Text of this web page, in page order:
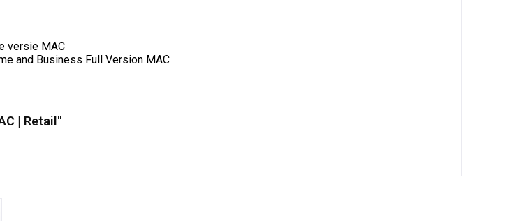
versie MAC
and Business Full Version MAC
| Retail"